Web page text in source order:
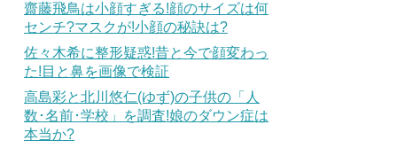
齋藤飛鳥は小顔すぎる!顔のサイズは何
センチ?マスクが!小顔の秘訣は?
佐々木希に整形疑惑!昔と今で顔変わっ
た!目と鼻を画像で検証
高島彩と北川悠仁(ゆず)の子供の「人
数･名前･学校」を調査!娘のダウン症は
本当か?